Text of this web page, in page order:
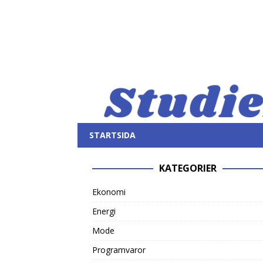
STARTSIDA
KATEGORIER
Ekonomi
Energi
Mode
Programvaror